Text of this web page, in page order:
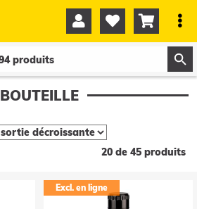
   
BOUTEILLE
20 de 45 produits
Excl. en ligne